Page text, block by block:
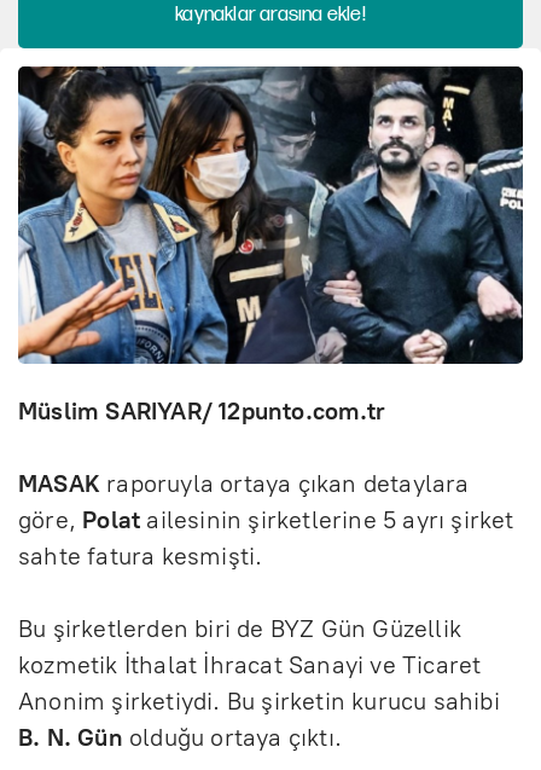
kaynaklar arasına ekle!
Müslim SARIYAR/ 12punto.com.tr
MASAK raporuyla ortaya çıkan detaylara
göre, Polat ailesinin şirketlerine 5 ayrı şirket
sahte fatura kesmişti.
Bu şirketlerden biri de BYZ Gün Güzellik
kozmetik İthalat İhracat Sanayi ve Ticaret
Anonim şirketiydi. Bu şirketin kurucu sahibi
B. N. Gün olduğu ortaya çıktı.